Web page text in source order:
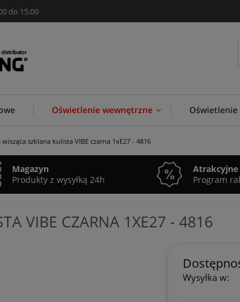
do 15:00
Oświetlenie wewnętrzne
wisząca szklana kulista VIBE czarna 1xE27 - 4816
Magazyn
Produkty z wysyłką 24h
Atrakcyjne
Program
VIBE CZARNA 1XE27 - 4816
Wysyłka w: